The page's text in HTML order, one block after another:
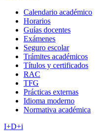
Calendario académico
Horarios
Guías docentes
Exámenes
Seguro escolar
Trámites académicos
Títulos y certificados
RAC
TFG
Prácticas externas
Idioma moderno
Normativa académica
I+D+i